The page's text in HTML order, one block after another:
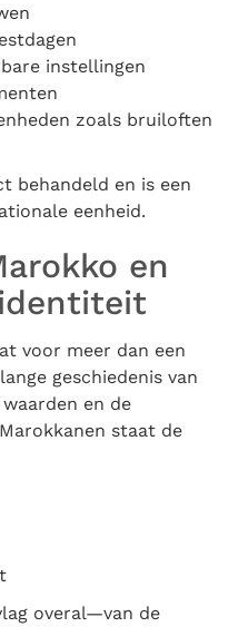
instellingen
zoals bruiloften
behandeld en is een
eenheid.
en
voor meer dan een
geschiedenis van
en de
staat de
overal—van de